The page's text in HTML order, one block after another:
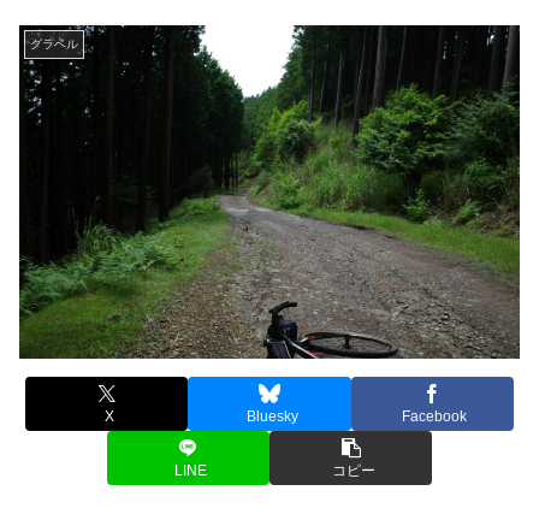
グラベル
X Bluesky Facebook
LINE コピー